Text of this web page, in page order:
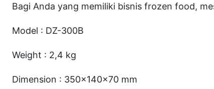
Bagi Anda yang memiliki bisnis frozen food,
Model : DZ-300B
Weight : 2,4 kg
Dimension : 350x140x70 mm